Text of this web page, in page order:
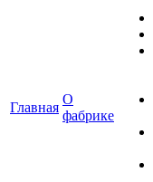
Главная
О
фабрике